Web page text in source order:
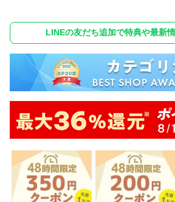
LINEの友だち追加で特典や最新